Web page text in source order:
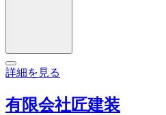
詳細を見る
有限会社匠建装